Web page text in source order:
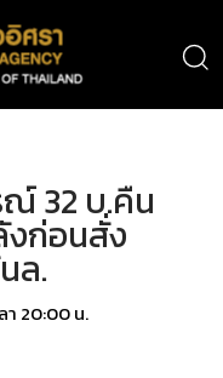
ณ์ 32 บ.คืน
งก่อนสั่ง
ล.
า 20:00 น.